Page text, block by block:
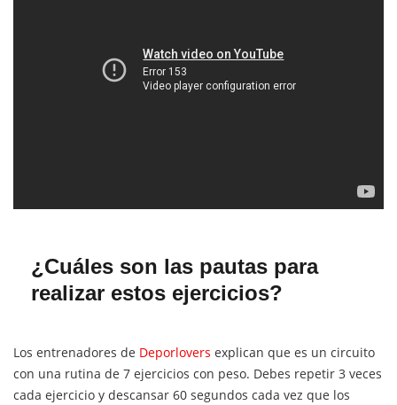
¿Cuáles son las pautas para
realizar estos ejercicios?
Los entrenadores de Deporlovers explican que es un circuito
con una rutina de 7 ejercicios con peso. Debes repetir 3 veces
cada ejercicio y descansar 60 segundos cada vez que los